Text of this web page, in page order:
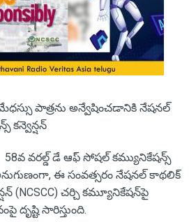
పాత్రను అన్వేషించడానికి నేషనల్
కన్వెన్షన్
58వ వరల్డ్ డే ఆఫ్ సోషల్ కమ్యునికేషన్స్
ఈ సంవత్సరం నేషనల్ కాథలిక్
(NCSCC) చర్చి కమ్యూనికేషన్‌పై
దృష్టి సారిస్తుంది.